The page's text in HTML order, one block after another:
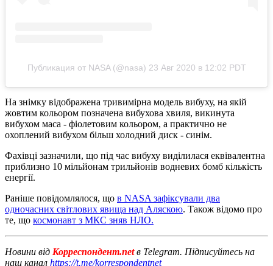
Публикация от NASA (@nasa) 23 Авг 2020 в 12:02 PDT
На знімку відображена тривимірна модель вибуху, на якій
жовтим кольором позначена вибухова хвиля, викинута
вибухом маса - фіолетовим кольором, а практично не
охоплений вибухом більш холодний диск - синім.
Фахівці зазначили, що під час вибуху виділилася еквівалентна
приблизно 10 мільйонам трильйонів водневих бомб кількість
енергії.
Раніше повідомлялося, що в NASA зафіксували два
одночасних світлових явища над Аляскою. Також відомо про
те, що космонавт з МКС зняв НЛО.
Новини від Корреспондент.netв Telegram. Підписуйтесь на
наш канал https://t.me/korrespondentnet